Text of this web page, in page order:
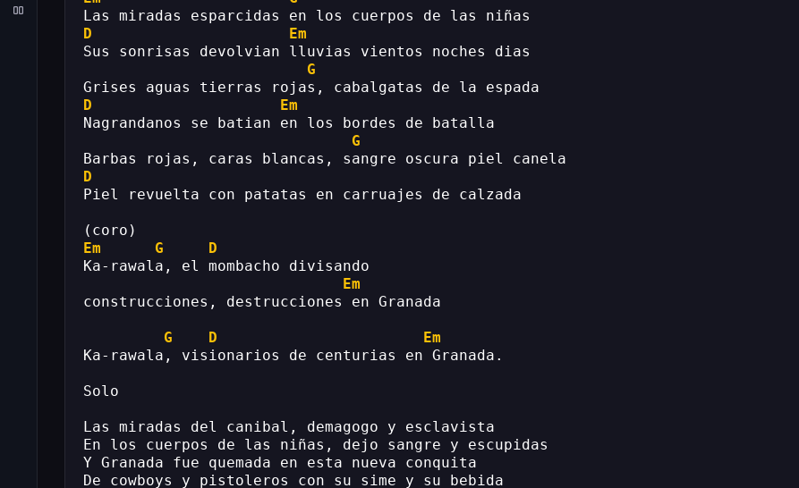
Las miradas esparcidas en los cuerpos de las niñas
D
Em
Sus sonrisas devolvian lluvias vientos noches dias
G
Grises aguas tierras rojas, cabalgatas de la espada
D
Em
Nagrandanos se batian en los bordes de batalla
G
Barbas rojas, caras blancas, sangre oscura piel canela
D
Piel revuelta con patatas en carruajes de calzada
(coro)
Em
G
D
Ka-rawala, el mombacho divisando
Em
construcciones, destrucciones en Granada
G D
Em
Ka-rawala, visionarios de centurias en Granada.
Solo
Las miradas del canibal, demagogo y esclavista
En los cuerpos de las niñas, dejo sangre y escupidas
Y Granada fue quemada en esta nueva conquita
De cowboys y pistoleros con su sime y su bebida